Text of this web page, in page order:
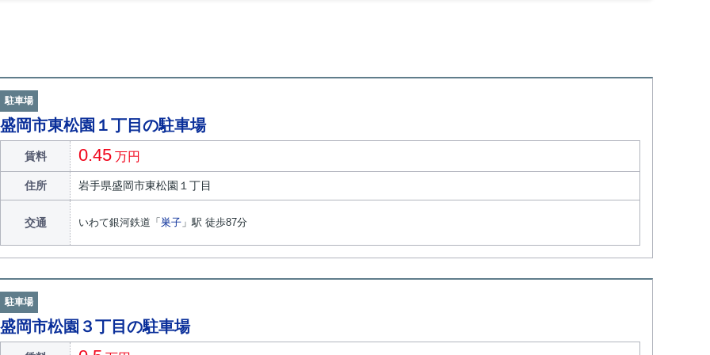
駐車場
盛岡市東松園１丁目の駐車場
賃料 0.45 万円
住所 岩手県盛岡市東松園 １丁目
交通 いわて銀河鉄道 「 巣子 」駅 徒歩87分
駐車場
盛岡市松園３丁目の駐車場